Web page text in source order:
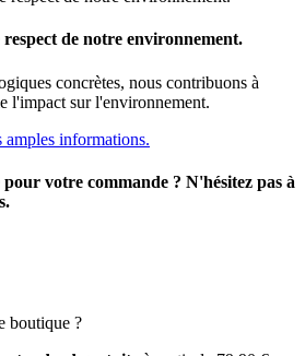
de notre environnement.
concrètes, nous contribuons à
l'impact sur l'environnement.
informations.
votre commande ? N'hésitez pas à
boutique ?